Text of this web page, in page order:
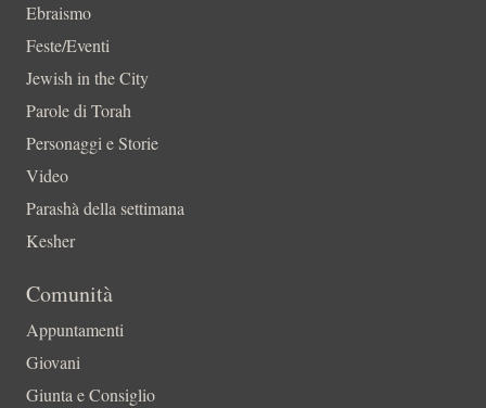
Ebraismo
Feste/Eventi
Jewish in the City
Parole di Torah
Personaggi e Storie
Video
Parashà della settimana
Kesher
Comunità
Appuntamenti
Giovani
Giunta e Consiglio